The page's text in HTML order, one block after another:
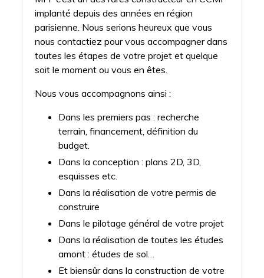
implanté depuis des années en région
parisienne. Nous serions heureux que vous
nous contactiez pour vous accompagner dans
toutes les étapes de votre projet et quelque
soit le moment ou vous en êtes.
Nous vous accompagnons ainsi :
Dans les premiers pas : recherche
terrain, financement, définition du
budget.
Dans la conception : plans 2D, 3D,
esquisses etc.
Dans la réalisation de votre permis de
construire
Dans le pilotage général de votre projet
Dans la réalisation de toutes les études
amont : études de sol…
Et biensûr dans la construction de votre